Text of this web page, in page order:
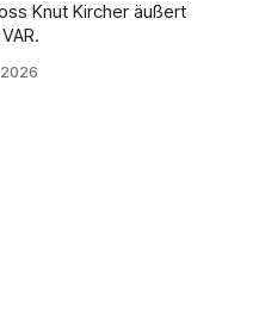
Knut Kircher äußert